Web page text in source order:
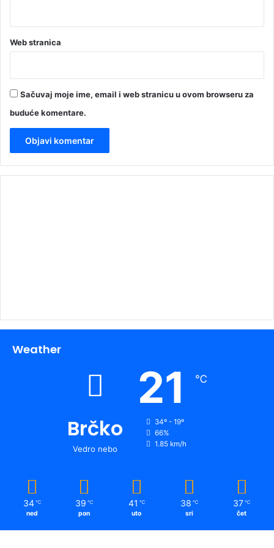
Web stranica
Sačuvaj moje ime, email i web stranicu u ovom browseru za
buduće komentare.
Weather
Brčko
Vedro nebo
21 ℃
34º - 19º
66%
1.85 km/h
34 ℃
ned
39 ℃
pon
41 ℃
uto
38 ℃
sri
37 ℃
čet